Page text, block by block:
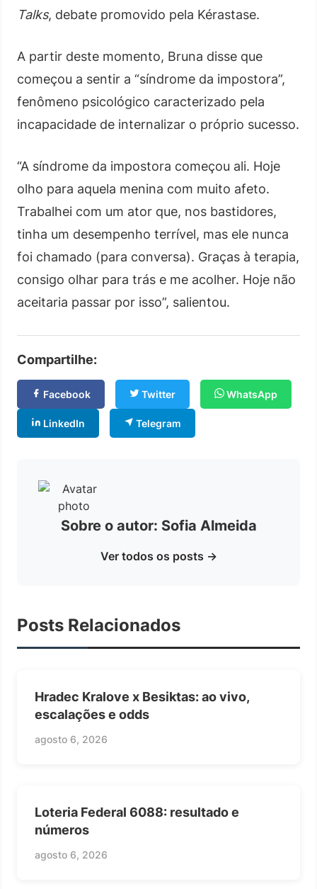
Talks, debate promovido pela Kérastase.
A partir deste momento, Bruna disse que
começou a sentir a “síndrome da impostora”,
fenômeno psicológico caracterizado pela
incapacidade de internalizar o próprio sucesso.
“A síndrome da impostora começou ali. Hoje
olho para aquela menina com muito afeto.
Trabalhei com um ator que, nos bastidores,
tinha um desempenho terrível, mas ele nunca
foi chamado (para conversa). Graças à terapia,
consigo olhar para trás e me acolher. Hoje não
aceitaria passar por isso”, salientou.
Compartilhe:
Facebook Twitter WhatsApp
LinkedIn Telegram
Sobre o autor: Sofia Almeida
Ver todos os posts →
Posts Relacionados
Hradec Kralove x Besiktas: ao vivo,
escalações e odds
agosto 6, 2026
Loteria Federal 6088: resultado e
números
agosto 6, 2026